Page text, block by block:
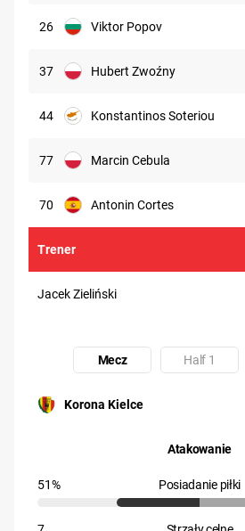
26 Viktor Popov
37 Hubert Zwoźny
44 Konstantinos Soteriou
77 Marcin Cebula
70 Antonin Cortes
Trener
Jacek Zieliński
Mecz Half 1
Uczestnik: Korona Kielce
Korona Kielce
Atakowanie
51% Posiadanie piłki